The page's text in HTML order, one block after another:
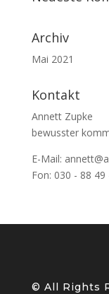
Archiv
Mai 2021
Kontakt
Annett Zupke
bewusster
E-Mail:
Fon: 030 - 88 49
©️ All Rights